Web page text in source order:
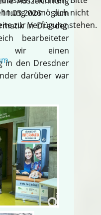
zum
in Dresden
bearbeiteter
wir einen
in den Dresdner
darüber war
womöglich nicht
zur Verfügung stehen.